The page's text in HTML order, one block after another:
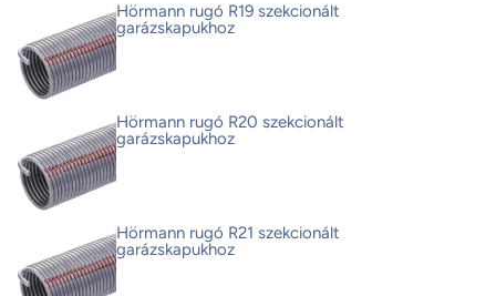
Hörmann rugó R19 szekcionált
garázskapukhoz
Hörmann rugó R20 szekcionált
garázskapukhoz
Hörmann rugó R21 szekcionált
garázskapukhoz